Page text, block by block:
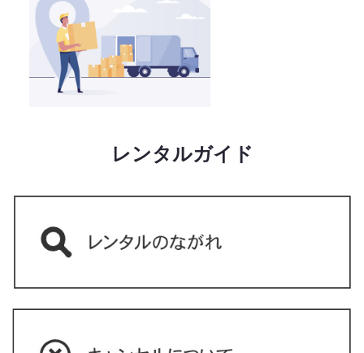
レンタルガイド